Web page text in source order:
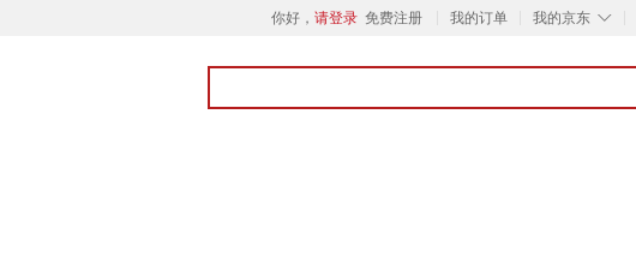
你好， 请登录 免费注册 我的订单 ◇
我的京东